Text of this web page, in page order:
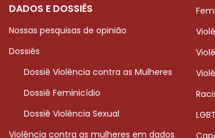
DADOS E DOSSIÊS
Nossas pesquisas de opinião
Dossiês
Dossiê Violência contra as Mulheres
Dossiê Feminicídio
Dossiê Violência Sexual
Violência contra as mulheres em dados